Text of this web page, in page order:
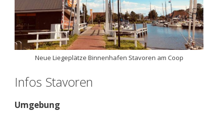
Neue Liegeplätze Binnenhafen Stavoren am Coop
Infos Stavoren
Umgebung